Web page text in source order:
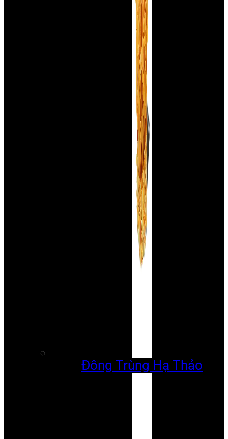
Đông Trùng Hạ Thảo